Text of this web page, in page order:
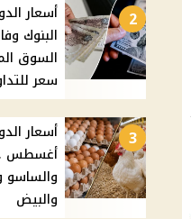
2
أسعار
البنوك
السوق
سعر
3
أغسطس
والساسو
والبيض